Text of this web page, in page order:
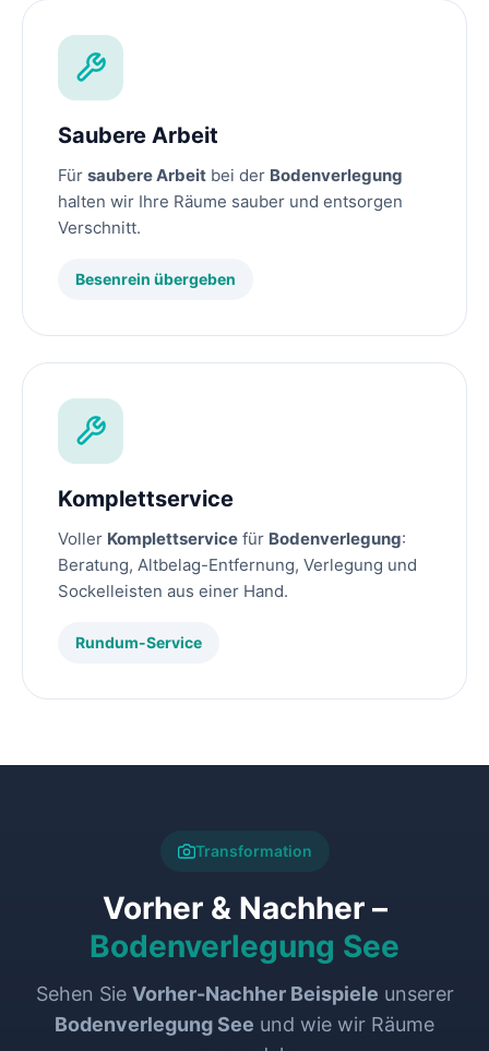
Saubere Arbeit
Für saubere Arbeit bei der Bodenverlegung
halten wir Ihre Räume sauber und entsorgen
Verschnitt.
Besenrein übergeben
Komplettservice
Voller Komplettservice für Bodenverlegung:
Beratung, Altbelag-Entfernung, Verlegung und
Sockelleisten aus einer Hand.
Rundum-Service
Transformation
Vorher & Nachher –
Bodenverlegung See
Sehen Sie Vorher-Nachher Beispiele unserer
Bodenverlegung See und wie wir Räume